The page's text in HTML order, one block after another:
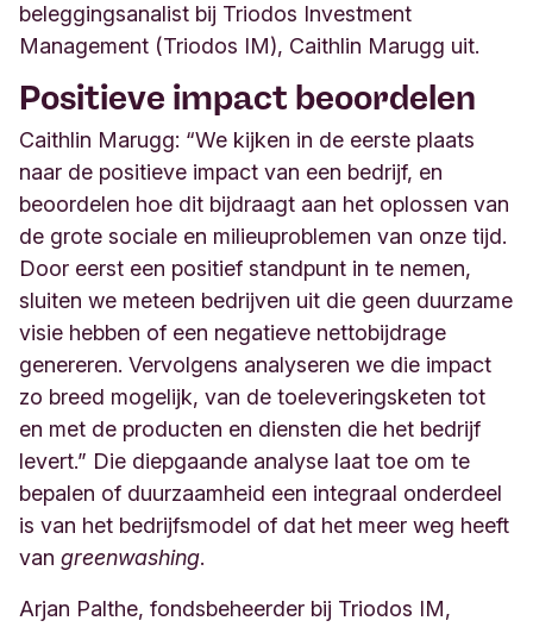
beleggingsanalist bij Triodos Investment
Management (Triodos IM), Caithlin Marugg uit.
Positieve impact beoordelen
Caithlin Marugg: “We kijken in de eerste plaats
naar de positieve impact van een bedrijf, en
beoordelen hoe dit bijdraagt aan het oplossen van
de grote sociale en milieuproblemen van onze tijd.
Door eerst een positief standpunt in te nemen,
sluiten we meteen bedrijven uit die geen duurzame
visie hebben of een negatieve nettobijdrage
genereren. Vervolgens analyseren we die impact
zo breed mogelijk, van de toeleveringsketen tot
en met de producten en diensten die het bedrijf
levert.” Die diepgaande analyse laat toe om te
bepalen of duurzaamheid een integraal onderdeel
is van het bedrijfsmodel of dat het meer weg heeft
van greenwashing.
Arjan Palthe, fondsbeheerder bij Triodos IM,